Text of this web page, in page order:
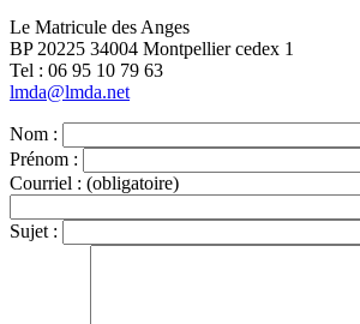
Le Matricule des Anges
BP 20225 34004 Montpellier cedex 1
Tel : ‭06 95 10 79 63
lmda@lmda.net
Nom :
Prénom :
Courriel : (obligatoire)
Sujet :